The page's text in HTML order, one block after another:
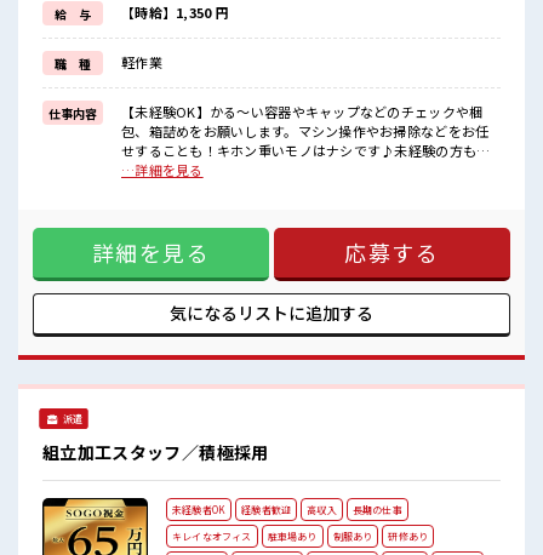
就業先は大手企業なので安心&長期でジックリ就業できます！
皆さまのご応募お待ちしております☆
■職場の雰囲気
男女スタッフさんがカツヤク中の職場☆
空調が完備されているので年中カイテキ♪
ロッカー/休憩室/無料駐車場なども完備しています！
派遣スタッフさんがいるので分からない事も聞きやすいです☆
給 与 【時給】1,350 円
職 種 軽作業
仕事内容
【未経験OK】かる～い容器やキャップなどのチェックや梱
包、箱詰めをお願いします。マシン操作やお掃除などをお任
せすることも！キホン重いモノはナシです♪未経験の方も安
心してはじめられるお仕事です☆ ※寮アリのお仕事！一人暮
コン・洗濯機・電子レンジの大型家電がお部屋に設置済み♪
寮には駐車場完備なのでマイカー持ち込みだってOK！ お布団
の用意がメンドーでしたらコチラで準備も出来ちゃいます！
なので引越し楽チン♪ 就業先は大手企業なので安心&長期で
ジックリ就業できます！ 皆さまのご応募お待ちしております
料駐車場なども完備しています！ 派遣スタッフさんがいるの
で分からない事も聞きやすいです☆ #ryo
…詳細を見る
詳細を見る 応募する
気になるリストに追加する
派遣
組立加工スタッフ／積極採用
未経験者OK 経験者歓迎 高収入
長期の仕事
キレイなオフィス
駐車場あり 制服あり
研修あり